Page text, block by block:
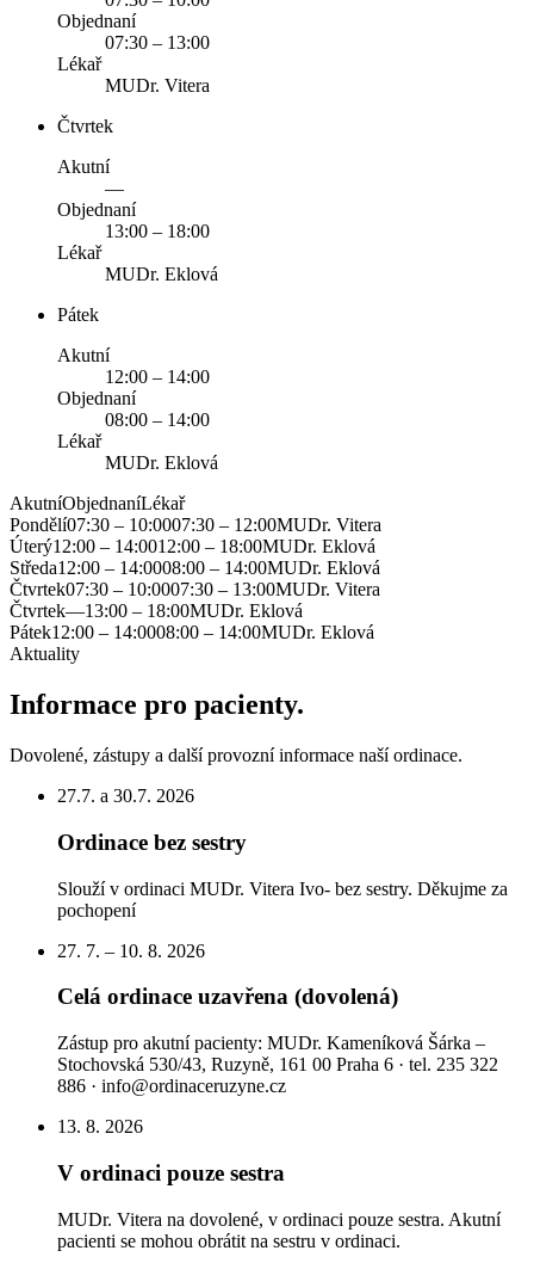
Objednaní
07:30 – 13:00
Lékař
MUDr. Vitera
Čtvrtek
Akutní
—
Objednaní
13:00 – 18:00
Lékař
MUDr. Eklová
Pátek
Akutní
12:00 – 14:00
Objednaní
08:00 – 14:00
Lékař
MUDr. Eklová
AkutníObjednaníLékař
Pondělí07:30 – 10:0007:30 – 12:00MUDr. Vitera
Úterý12:00 – 14:0012:00 – 18:00MUDr. Eklová
Středa12:00 – 14:0008:00 – 14:00MUDr. Eklová
Čtvrtek07:30 – 10:0007:30 – 13:00MUDr. Vitera
Čtvrtek—13:00 – 18:00MUDr. Eklová
Pátek12:00 – 14:0008:00 – 14:00MUDr. Eklová
Aktuality
Informace pro pacienty.
Dovolené, zástupy a další provozní informace naší ordinace.
27.7. a 30.7. 2026
Ordinace bez sestry
Slouží v ordinaci MUDr. Vitera Ivo- bez sestry. Děkujme za
pochopení
27. 7. – 10. 8. 2026
Celá ordinace uzavřena (dovolená)
Zástup pro akutní pacienty: MUDr. Kameníková Šárka –
Stochovská 530/43, Ruzyně, 161 00 Praha 6 · tel. 235 322
886 · info@ordinaceruzyne.cz
13. 8. 2026
V ordinaci pouze sestra
MUDr. Vitera na dovolené, v ordinaci pouze sestra. Akutní
pacienti se mohou obrátit na sestru v ordinaci.